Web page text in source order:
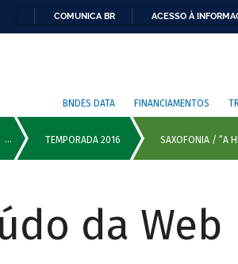
COMUNICA BR ACESSO À
BNDES DATA FINANCIAMENTOS
da Web